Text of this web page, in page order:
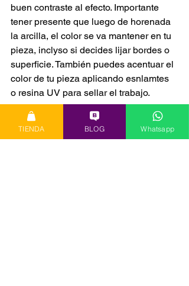
buen contraste al efecto. Importante
tener presente que luego de horenada
la arcilla, el color se va mantener en tu
pieza, inclyso si decides lijar bordes o
superficie. También puedes acentuar el
color de tu pieza aplicando esnlamtes
o resina UV para sellar el trabajo.
https://youtu.be/IwS6UfrBooQ
TIENDA BLOG Whatsapp